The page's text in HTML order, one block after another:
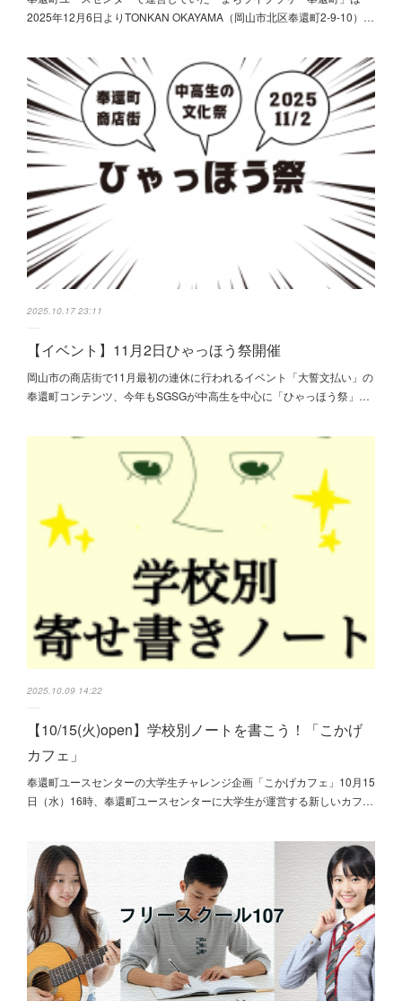
2025年12月6日よりTONKAN OKAYAMA（岡山市北区奉還町2-9-10）…
2025.10.17 23:11
【イベント】11月2日ひゃっほう祭開催
岡山市の商店街で11月最初の連休に行われるイベント「大誓文払い」の
奉還町コンテンツ、今年もSGSGが中高生を中心に「ひゃっほう祭」…
2025.10.09 14:22
【10/15(火)open】学校別ノートを書こう！「こかげ
カフェ」
奉還町ユースセンターの大学生チャレンジ企画「こかげカフェ」10月15
日（水）16時、奉還町ユースセンターに大学生が運営する新しいカフ…